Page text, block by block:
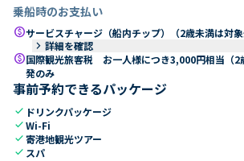
乗船時のお支払い
paidサービスチャージ（船内チップ）（2歳未満は対象
keyboard_arrow_right 詳細を確認
paid国際観光旅客税 お一人様につき3,000円相当（
発のみ
事前予約できるパッケージ
check ドリンクパッケージ
checkWi-Fi
check寄港地観光ツアー
check スパ